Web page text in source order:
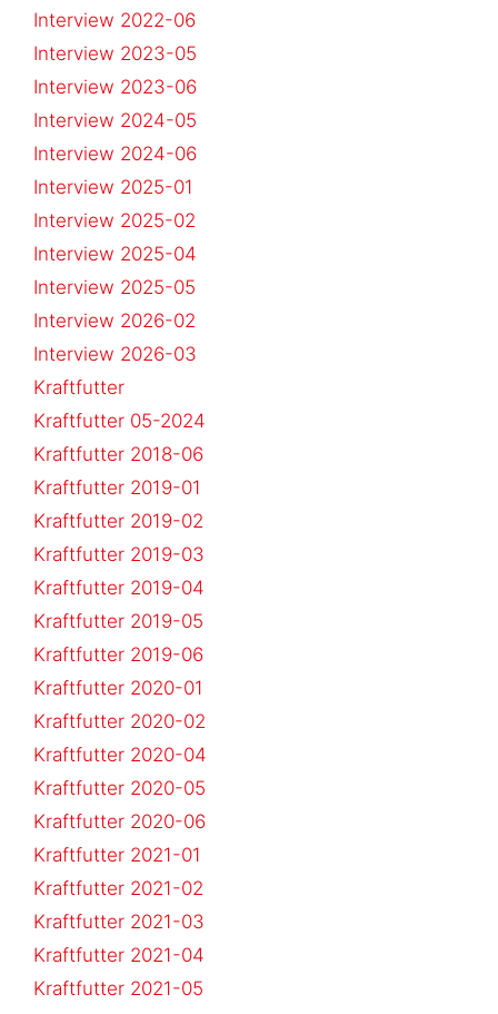
Interview 2022-06
Interview 2023-05
Interview 2023-06
Interview 2024-05
Interview 2024-06
Interview 2025-01
Interview 2025-02
Interview 2025-04
Interview 2025-05
Interview 2026-02
Interview 2026-03
Kraftfutter
Kraftfutter 05-2024
Kraftfutter 2018-06
Kraftfutter 2019-01
Kraftfutter 2019-02
Kraftfutter 2019-03
Kraftfutter 2019-04
Kraftfutter 2019-05
Kraftfutter 2019-06
Kraftfutter 2020-01
Kraftfutter 2020-02
Kraftfutter 2020-04
Kraftfutter 2020-05
Kraftfutter 2020-06
Kraftfutter 2021-01
Kraftfutter 2021-02
Kraftfutter 2021-03
Kraftfutter 2021-04
Kraftfutter 2021-05